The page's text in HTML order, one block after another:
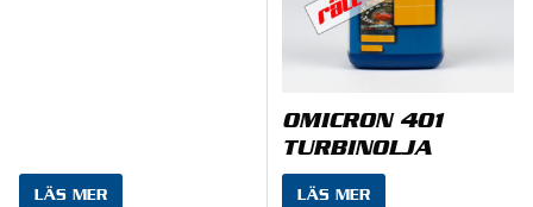
LÄS MER
OMICRON 401
TURBINOLJA
LÄS MER